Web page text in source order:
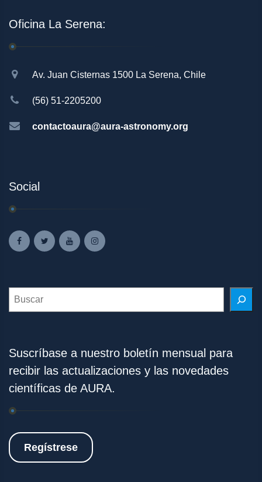
Oficina La Serena:
Av. Juan Cisternas 1500 La Serena, Chile
(56) 51-2205200
contactoaura@aura-astronomy.org
Social
Search
Suscríbase a nuestro boletín mensual para
recibir las actualizaciones y las novedades
científicas de AURA.
Regístrese